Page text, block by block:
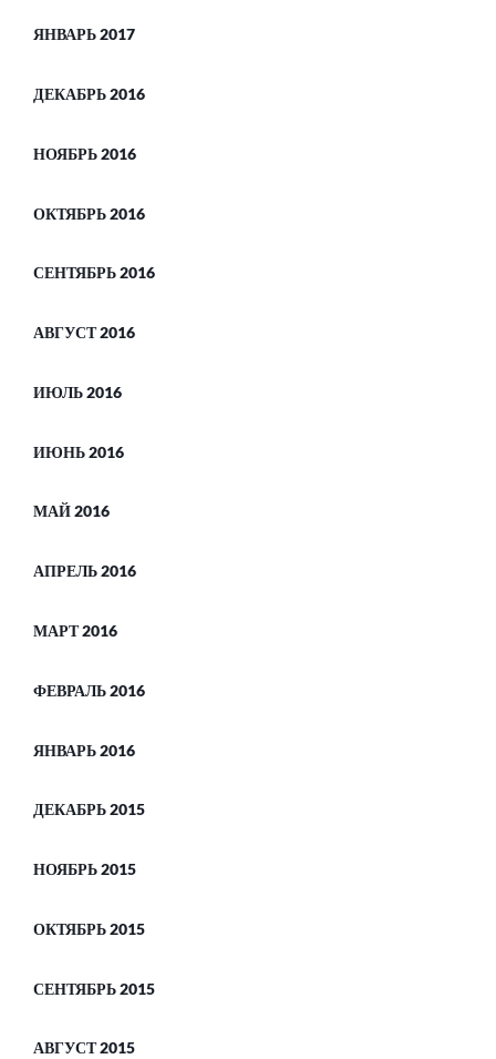
ЯНВАРЬ 2017
ДЕКАБРЬ 2016
НОЯБРЬ 2016
ОКТЯБРЬ 2016
СЕНТЯБРЬ 2016
АВГУСТ 2016
ИЮЛЬ 2016
ИЮНЬ 2016
МАЙ 2016
АПРЕЛЬ 2016
МАРТ 2016
ФЕВРАЛЬ 2016
ЯНВАРЬ 2016
ДЕКАБРЬ 2015
НОЯБРЬ 2015
ОКТЯБРЬ 2015
СЕНТЯБРЬ 2015
АВГУСТ 2015